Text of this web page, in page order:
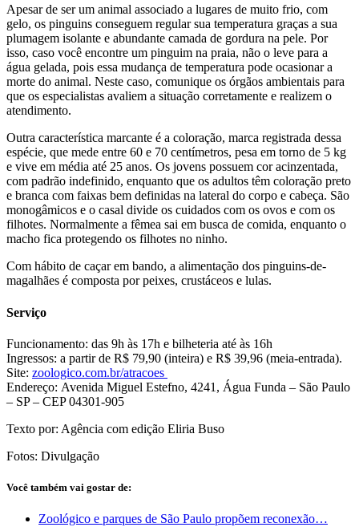
Apesar de ser um animal associado a lugares de muito frio, com
gelo, os pinguins conseguem regular sua temperatura graças a sua
plumagem isolante e abundante camada de gordura na pele. Por
isso, caso você encontre um pinguim na praia, não o leve para a
água gelada, pois essa mudança de temperatura pode ocasionar a
morte do animal. Neste caso, comunique os órgãos ambientais para
que os especialistas avaliem a situação corretamente e realizem o
atendimento.
Outra característica marcante é a coloração, marca registrada dessa
espécie, que mede entre 60 e 70 centímetros, pesa em torno de 5 kg
e vive em média até 25 anos. Os jovens possuem cor acinzentada,
com padrão indefinido, enquanto que os adultos têm coloração preto
e branca com faixas bem definidas na lateral do corpo e cabeça. São
monogâmicos e o casal divide os cuidados com os ovos e com os
filhotes. Normalmente a fêmea sai em busca de comida, enquanto o
macho fica protegendo os filhotes no ninho.
Com hábito de caçar em bando, a alimentação dos pinguins-de-
magalhães é composta por peixes, crustáceos e lulas.
Serviço
Funcionamento: das 9h às 17h e bilheteria até às 16h
Ingressos: a partir de R$ 79,90 (inteira) e R$ 39,96 (meia-entrada).
Site: zoologico.com.br/atracoes
Endereço: Avenida Miguel Estefno, 4241, Água Funda – São Paulo
– SP – CEP 04301-905
Texto por: Agência com edição Eliria Buso
Fotos: Divulgação
Você também vai gostar de:
Zoológico e parques de São Paulo propõem reconexão…